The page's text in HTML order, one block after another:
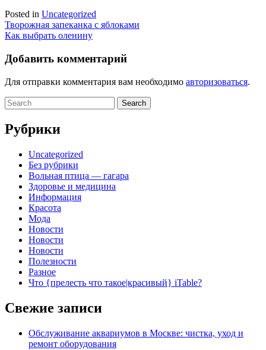
Posted in Uncategorized
Навигация
по
записям
Творожная запеканка с яблоками
Как выбрать оленину
Добавить комментарий
Для отправки комментария вам необходимо авторизоваться.
Search
for:
Рубрики
Uncategorized
Без рубрики
Вольная птица — гагара
Здоровье и медицина
Информация
Красота
Мода
Новости
Новости
Новости
Полезности
Разное
Что {прелесть что такое|красивый} iTable?
Свежие записи
Обслуживание аквариумов в Москве: чистка, уход и
ремонт оборудования